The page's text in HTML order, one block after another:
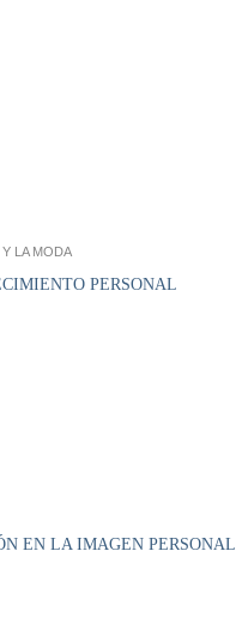
LA MODA
PERSONAL
EN LA IMAGEN PERSONAL